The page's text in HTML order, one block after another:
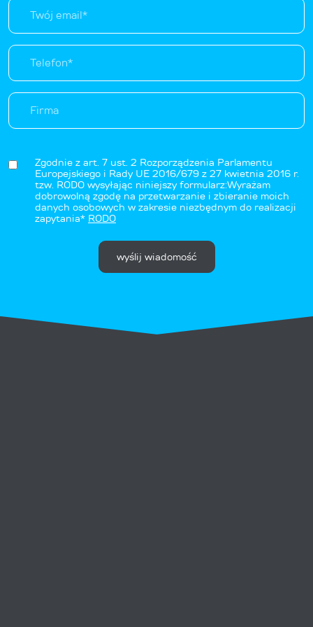
Zgodnie z art. 7 ust. 2 Rozporządzenia Parlamentu
Europejskiego i Rady UE 2016/679 z 27 kwietnia 2016 r.
tzw. RODO wysyłając niniejszy formularz:Wyrażam
dobrowolną zgodę na przetwarzanie i zbieranie moich
danych osobowych w zakresie niezbędnym do realizacji
zapytania* RODO